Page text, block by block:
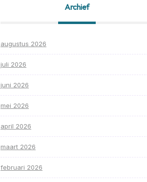
Archief
augustus 2026
juli 2026
juni 2026
mei 2026
april 2026
maart 2026
februari 2026